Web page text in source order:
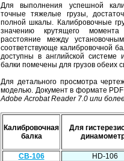
Для выполнения успешной
точные тяжелые грузы,
полной шкалы. Калибровочные
значению крутящего
расстояние между
соответствующе калибровочной
доступны в английской
балки помечены для грузов обеих
Для детального просмотра
моделью. Документ в формате PDF
Adobe Acrobat Reader 7.0 или
Калибровочная
балка
Для
CB-106
HD-106